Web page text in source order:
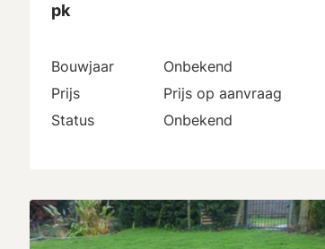
pk
Bouwjaar
Onbekend
Prijs
Prijs op aanvraag
Status
Onbekend